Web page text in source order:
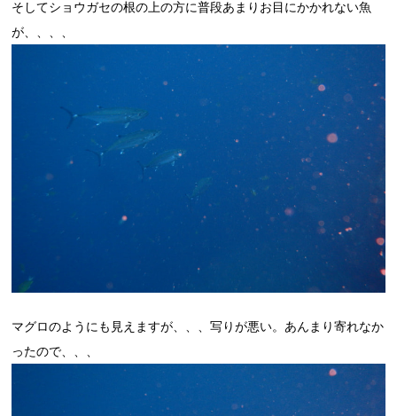
そしてショウガセの根の上の方に普段あまりお目にかかれない魚
が、、、、
マグロのようにも見えますが、、、写りが悪い。あんまり寄れなか
ったので、、、